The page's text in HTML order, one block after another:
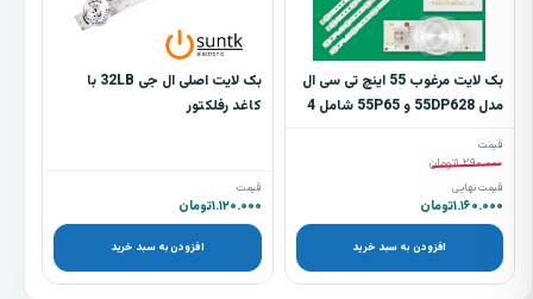
بک لایت مرغوب 55 اینچ تی سی ال
مدل 55DP628 و 55P65 شامل 4
قیمت
۱.۲۹۰.۰۰۰تومان
قیمت نهایی
۱.۱۶۰.۰۰۰تومان
افزودن به سبد خرید
بک لایت اصلی ال جی 32LB با
کاغد رفلکتور
قیمت
۱.۱۲۰.۰۰۰تومان
افزودن به سبد خرید